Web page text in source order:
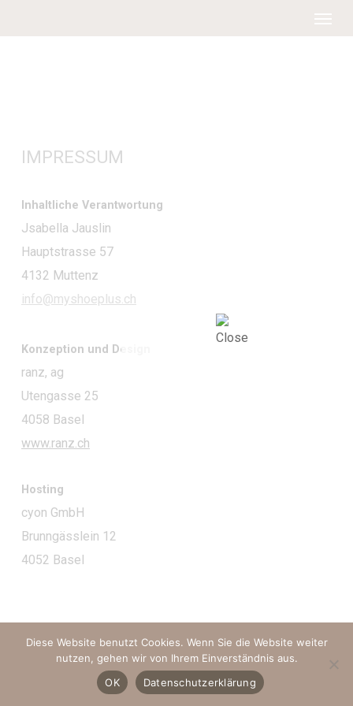
IMPRESSUM
Inhaltliche Verantwortung
Jsabella Jauslin
Hauptstrasse 57
4132 Muttenz
info@myshoeplus.ch
Konzeption und Design
ranz, ag
Utengasse 25
4058 Basel
www.ranz.ch
Hosting
cyon GmbH
Brunngässlein 12
4052 Basel
Diese Website benutzt Cookies. Wenn Sie die Website weiter
nutzen, gehen wir von Ihrem Einverständnis aus.
OK
Datenschutzerklärung